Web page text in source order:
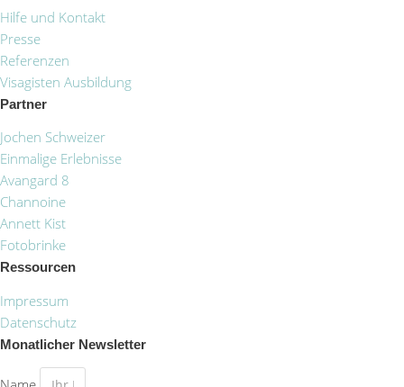
Hilfe und Kontakt
Presse
Referenzen
Visagisten Ausbildung
Partner
Jochen Schweizer
Einmalige Erlebnisse
Avangard 8
Channoine
Annett Kist
Fotobrinke
Ressourcen
Impressum
Datenschutz
Monatlicher Newsletter